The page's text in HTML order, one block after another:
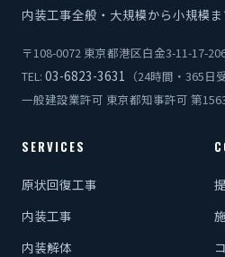
内装工事全般・大規模から小規模
〒108-0072 東京都港区白金3-11-17-
TEL: 03-6823-3631
（24時間・365日
一般建設業許可 東京都知事許可 第
SERVICES
原状回復工事
内装工事
内装解体